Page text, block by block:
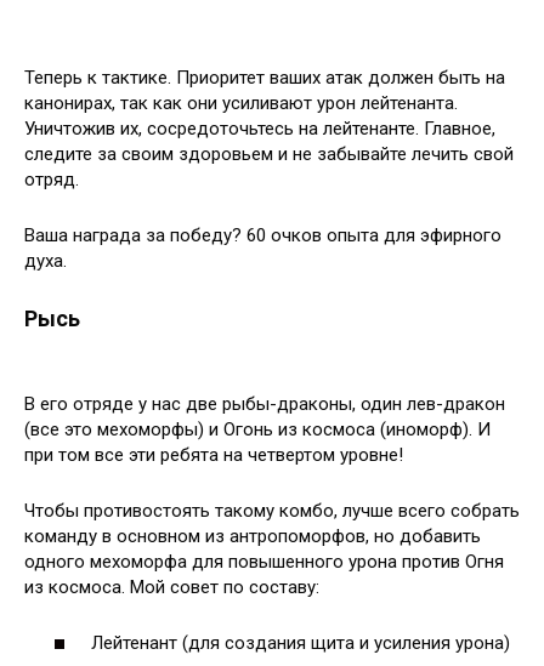
Теперь к тактике. Приоритет ваших атак должен быть на
канонирах, так как они усиливают урон лейтенанта.
Уничтожив их, сосредоточьтесь на лейтенанте. Главное,
следите за своим здоровьем и не забывайте лечить свой
отряд.
Ваша награда за победу? 60 очков опыта для эфирного
духа.
Рысь
В его отряде у нас две рыбы-драконы, один лев-дракон
(все это мехоморфы) и Огонь из космоса (иноморф). И
при том все эти ребята на четвертом уровне!
Чтобы противостоять такому комбо, лучше всего собрать
команду в основном из антропоморфов, но добавить
одного мехоморфа для повышенного урона против Огня
из космоса. Мой совет по составу:
Лейтенант (для создания щита и усиления урона)